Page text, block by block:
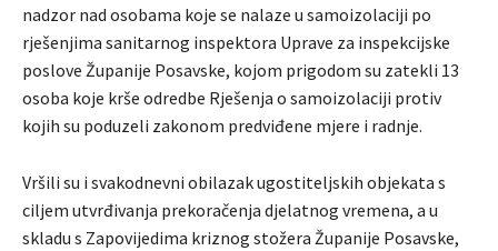
nadzor nad osobama koje se nalaze u samoizolaciji po
rješenjima sanitarnog inspektora Uprave za inspekcijske
poslove Županije Posavske, kojom prigodom su zatekli 13
osoba koje krše odredbe Rješenja o samoizolaciji protiv
kojih su poduzeli zakonom predviđene mjere i radnje.
Vršili su i svakodnevni obilazak ugostiteljskih objekata s
ciljem utvrđivanja prekoračenja djelatnog vremena, a u
skladu s Zapovijedima kriznog stožera Županije Posavske,